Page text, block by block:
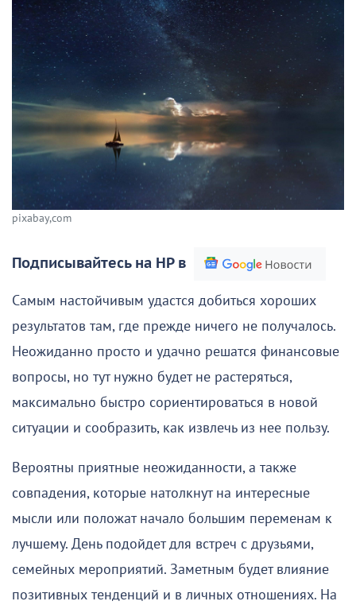
pixabay,com
Подписывайтесь на НР в
Самым настойчивым удастся добиться хороших
результатов там, где прежде ничего не получалось.
Неожиданно просто и удачно решатся финансовые
вопросы, но тут нужно будет не растеряться,
максимально быстро сориентироваться в новой
ситуации и сообразить, как извлечь из нее пользу.
Вероятны приятные неожиданности, а также
совпадения, которые натолкнут на интересные
мысли или положат начало большим переменам к
лучшему. День подойдет для встреч с друзьями,
семейных мероприятий. Заметным будет влияние
позитивных тенденций и в личных отношениях. На